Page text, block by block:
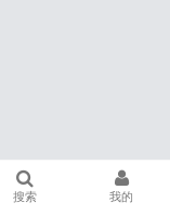
搜索 我的